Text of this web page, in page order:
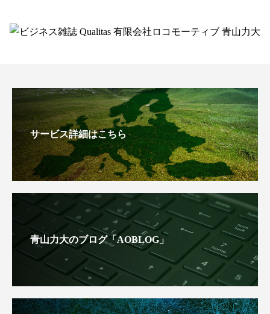
サービス詳細はこちら
青山力大のブログ「AOBLOG」